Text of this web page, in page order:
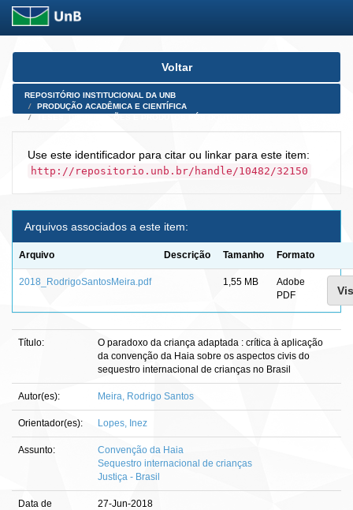
Skip
Voltar
REPOSITÓRIO INSTITUCIONAL DA UNB
PRODUÇÃO ACADÊMICA E CIENTÍFICA
Use este identificador para citar ou linkar para este item:
http://repositorio.unb.br/handle/10482/32150
Arquivos associados a este item:
Arquivo Descrição Tamanho Formato
2018_RodrigoSantosMeira.pdf 1,55 MB
Adobe
PDF
Título:
O paradoxo da criança adaptada : crítica à aplicação
da convenção da Haia sobre os aspectos civis do
sequestro internacional de crianças no Brasil
Autor(es): Meira, Rodrigo Santos
Orientador(es): Lopes, Inez
Assunto:
Convenção da Haia
Sequestro internacional de crianças
Justiça - Brasil
Data de
27-Jun-2018